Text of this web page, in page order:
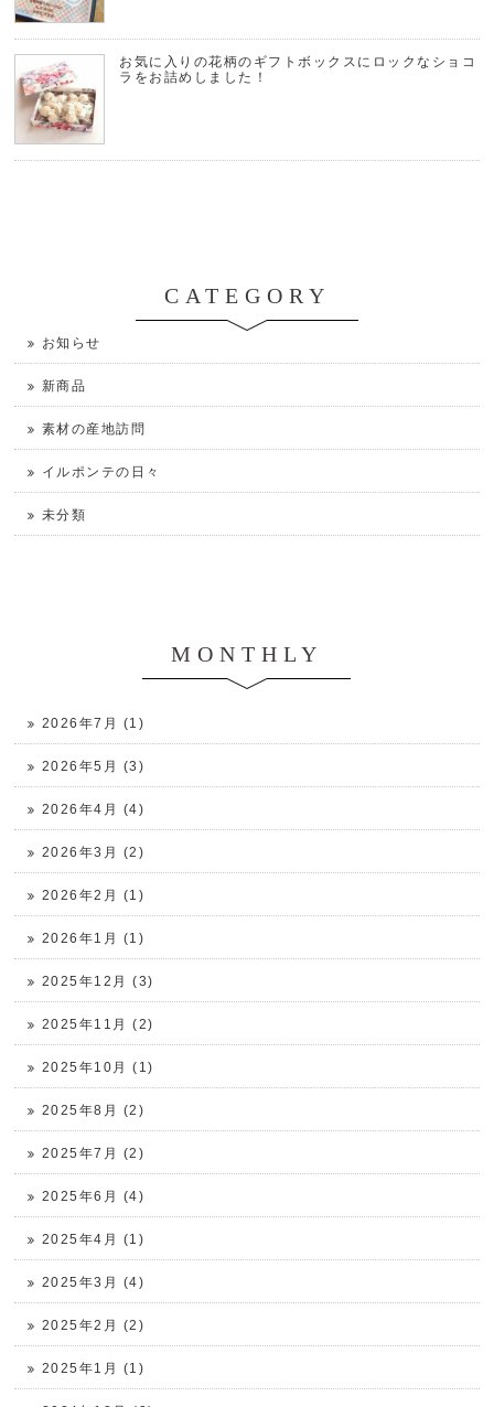
お気に入りの花柄のギフトボックスにロックなショコ
ラをお詰めしました！
CATEGORY
お知らせ
新商品
素材の産地訪問
イルポンテの日々
未分類
MONTHLY
2026年7月 (1)
2026年5月 (3)
2026年4月 (4)
2026年3月 (2)
2026年2月 (1)
2026年1月 (1)
2025年12月 (3)
2025年11月 (2)
2025年10月 (1)
2025年8月 (2)
2025年7月 (2)
2025年6月 (4)
2025年4月 (1)
2025年3月 (4)
2025年2月 (2)
2025年1月 (1)